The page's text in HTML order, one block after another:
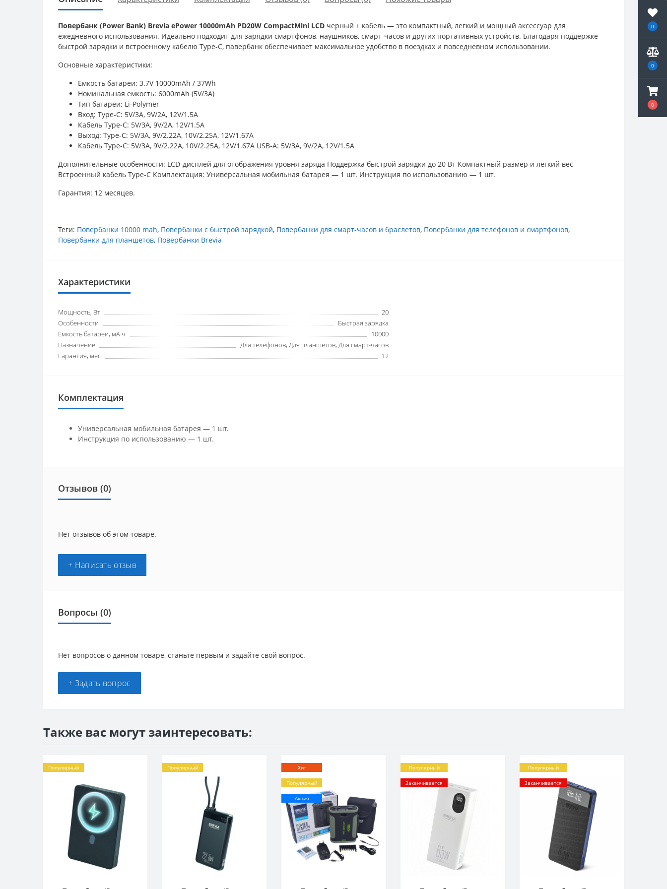
0
0
0
Повербанк (Power Bank) Brevia ePower 10000mAh PD20W CompactMini LCD черный + кабель — это компактный, легкий и мощный аксессуар для
ежедневного использования. Идеально подходит для зарядки смартфонов, наушников, смарт-часов и других портативных устройств. Благодаря поддержке
быстрой зарядки и встроенному кабелю Type-C, павербанк обеспечивает максимальное удобство в поездках и повседневном использовании.
Основные характеристики:
Емкость батареи: 3.7V 10000mAh / 37Wh
Номинальная емкость: 6000mAh (5V/3A)
Тип батареи: Li-Polymer
Вход: Type-C: 5V/3A, 9V/2A, 12V/1.5A
Кабель Type-C: 5V/3A, 9V/2A, 12V/1.5A
Выход: Type-C: 5V/3A, 9V/2.22A, 10V/2.25A, 12V/1.67A
Кабель Type-C: 5V/3A, 9V/2.22A, 10V/2.25A, 12V/1.67A USB-A: 5V/3A, 9V/2A, 12V/1.5A
Дополнительные особенности: LCD-дисплей для отображения уровня заряда Поддержка быстрой зарядки до 20 Вт Компактный размер и легкий вес
Встроенный кабель Type-C Комплектация: Универсальная мобильная батарея — 1 шт. Инструкция по использованию — 1 шт.
Гарантия: 12 месяцев.
Теги: Повербанки 10000 mah, Повербанки с быстрой зарядкой, Повербанки для смарт-часов и браслетов, Повербанки для телефонов и смартфонов,
Повербанки для планшетов, Повербанки Brevia
Характеристики
Мощность, Вт
20
Особенности
Быстрая зарядка
Ёмкость батареи, мА·ч
10000
Назначение
Для телефонов, Для планшетов, Для смарт-часов
Гарантия, мес
12
Комплектация
Универсальная мобильная батарея — 1 шт.
Инструкция по использованию — 1 шт.
Отзывов (0)
Нет отзывов об этом товаре.
+ Написать отзыв
Вопросы (0)
Нет вопросов о данном товаре, станьте первым и задайте свой вопрос.
+ Задать вопрос
Также вас могут заинтересовать:
Популярный Популярный Хит
Популярный
Акция
Популярный
Заканчивается
Популярный
Заканчивается